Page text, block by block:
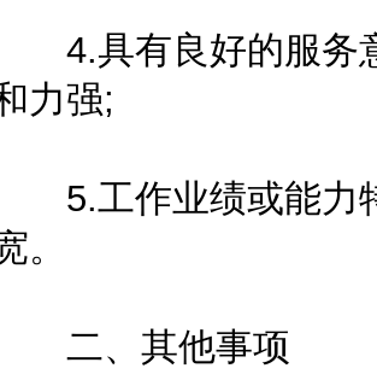
4.具有良好的服务
力强;
5.工作业绩或能力
。
二、其他事项